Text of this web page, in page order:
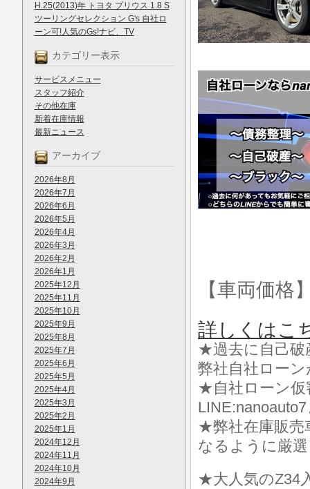
H.25(2013)年 トヨタ プリウス 1.8 S
ツーリングセレクション G's 自社ロ
ーン可!人気のGs!ナビ、TV
カテゴリー表示
サービスメニュー
スタッフ紹介
その他在庫
新着在庫情報
最新ニュース
アーカイブ
2026年8月
2026年7月
2026年6月
2026年5月
2026年4月
2026年3月
2026年2月
2026年1月
2025年12月
2025年11月
2025年10月
2025年9月
2025年8月
2025年7月
2025年6月
2025年5月
2025年4月
2025年3月
2025年2月
2025年1月
2024年12月
2024年11月
2024年10月
2024年9月
【車両価格
詳しくはこ
★過去に自己破
弊社自社ロー
★自社ローン仮
★弊社在庫販売
なるように厳
★大人気のZ34